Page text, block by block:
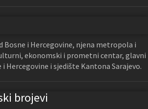
Bosne i Hercegovine, njena metropola i
ekonomski i prometni centar, glavni
i Hercegovine i sjedište Kantona Sarajevo.
brojevi